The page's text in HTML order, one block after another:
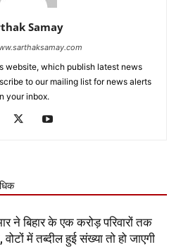
Samay
website, which publish latest news
to our mailing list for news alerts
your inbox.
ने बिहार के एक करोड़ परिवारों तक
में तब्दील हुई संख्या तो हो जाएगी